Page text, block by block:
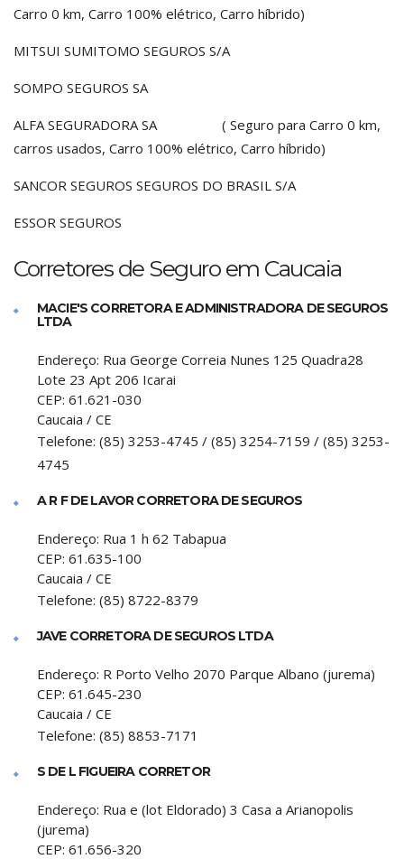
Carro 0 km, Carro 100% elétrico, Carro híbrido)
MITSUI SUMITOMO SEGUROS S/A
SOMPO SEGUROS SA
ALFA SEGURADORA SA ( Seguro para Carro 0 km,
carros usados, Carro 100% elétrico, Carro híbrido)
SANCOR SEGUROS SEGUROS DO BRASIL S/A
ESSOR SEGUROS
Corretores de Seguro em Caucaia
MACIE'S CORRETORA E ADMINISTRADORA DE SEGUROS
LTDA
Endereço: Rua George Correia Nunes 125 Quadra28
Lote 23 Apt 206 Icarai
CEP: 61.621-030
Caucaia / CE
Telefone: (85) 3253-4745 / (85) 3254-7159 / (85) 3253-
4745
A R F DE LAVOR CORRETORA DE SEGUROS
Endereço: Rua 1 h 62 Tabapua
CEP: 61.635-100
Caucaia / CE
Telefone: (85) 8722-8379
JAVE CORRETORA DE SEGUROS LTDA
Endereço: R Porto Velho 2070 Parque Albano (jurema)
CEP: 61.645-230
Caucaia / CE
Telefone: (85) 8853-7171
S DE L FIGUEIRA CORRETOR
Endereço: Rua e (lot Eldorado) 3 Casa a Arianopolis
(jurema)
CEP: 61.656-320